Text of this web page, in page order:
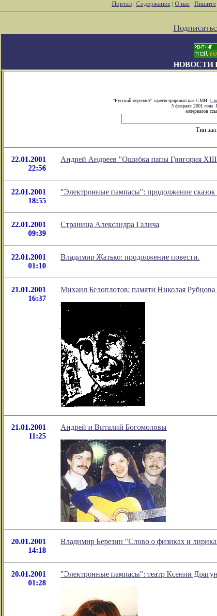
Портал| Содержание| О нас| Пишите
НОВОСТИ
"Русский переплет" зарегистрирован как СМИ.
5 февраля 2001 года.
материалов
Тип
22.01.2001
22:56
Андрей Андреев "Ошибка папы Григория
22.01.2001
18:55
"Электронные пампасы": продолжение
22.01.2001
09:39
Страница Александра Галича
22.01.2001
01:10
Владимир Жатько: продолжение повести.
21.01.2001
16:37
Михаил Белоплотов: памяти Николая
21.01.2001
11:25
Андрей и Виталий Богомоловы
20.01.2001
14:18
Владимир Березин "Слово о физиках и
20.01.2001
01:28
"Электронные пампасы": театр Ксении